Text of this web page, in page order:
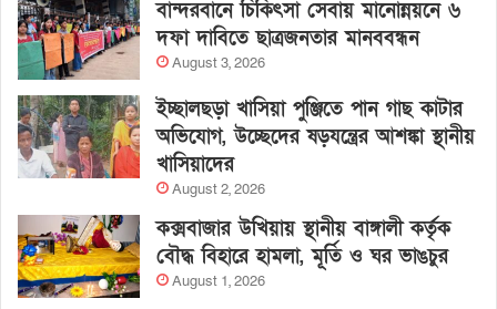
বান্দরবানে চিকিৎসা সেবায় মানোন্নয়নে ৬
দফা দাবিতে ছাত্রজনতার মানববন্ধন
August 3, 2026
ইচ্ছালছড়া খাসিয়া পুঞ্জিতে পান গাছ কাটার
অভিযোগ, উচ্ছেদের ষড়যন্ত্রের আশঙ্কা স্থানীয়
খাসিয়াদের
August 2, 2026
কক্সবাজার উখিয়ায় স্থানীয় বাঙ্গালী কর্তৃক
বৌদ্ধ বিহারে হামলা, মূর্তি ও ঘর ভাঙচুর
August 1, 2026